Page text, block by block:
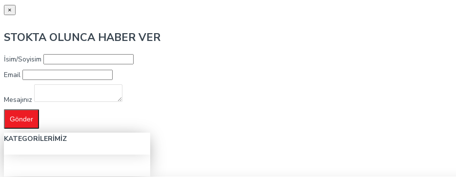
×
STOKTA OLUNCA HABER VER
İsim/Soyisim
Email
Mesajınız
Gönder
KATEGORILERIMIZ